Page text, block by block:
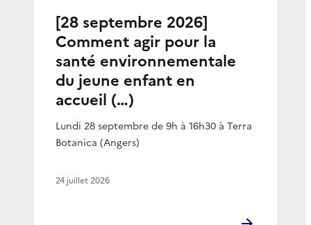
[28 septembre 2026]
Comment agir pour la
santé environnementale
du jeune enfant en
accueil (…)
Lundi 28 septembre de 9h à 16h30 à Terra
Botanica (Angers)
24 juillet 2026